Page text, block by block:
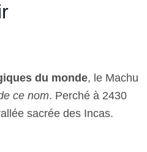
du monde, le Machu
ce nom. Perché à 2430
sacrée des Incas.